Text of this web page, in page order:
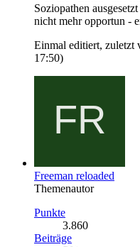
Soziopathen
nicht mehr opportun -
Einmal editiert, zuletzt
17:50)
Freeman reloaded
Themenautor
Punkte
3.860
Beiträge